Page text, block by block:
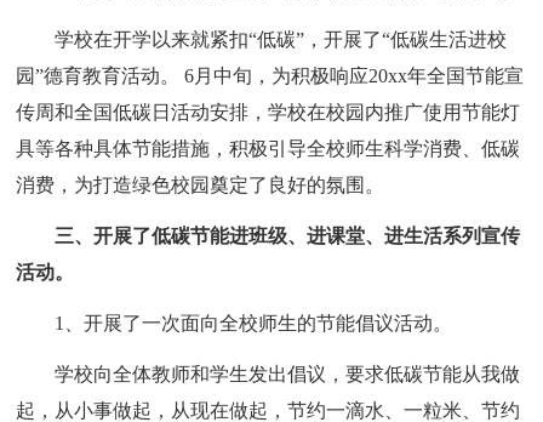
学校在开学以来就紧扣“低碳”，开展了“低碳生活进校
园”德育教育活动。 6月中旬，为积极响应20xx年全国节能宣
传周和全国低碳日活动安排，学校在校园内推广使用节能灯
具等各种具体节能措施，积极引导全校师生科学消费、低碳
消费，为打造绿色校园奠定了良好的氛围。
三、开展了低碳节能进班级、进课堂、进生活系列宣传
活动。
1、开展了一次面向全校师生的节能倡议活动。
学校向全体教师和学生发出倡议，要求低碳节能从我做
起，从小事做起，从现在做起，节约一滴水、一粒米、节约